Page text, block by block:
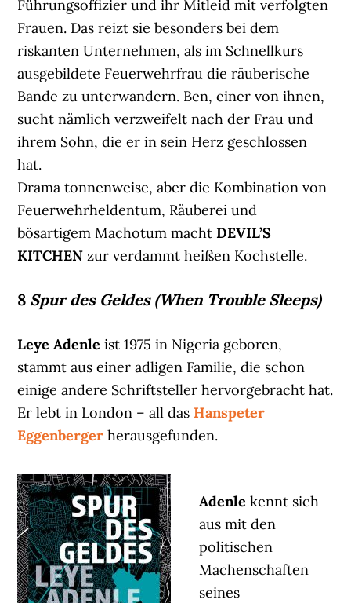
Führungsoffizier und ihr Mitleid mit verfolgten
Frauen. Das reizt sie besonders bei dem
riskanten Unternehmen, als im Schnellkurs
ausgebildete Feuerwehrfrau die räuberische
Bande zu unterwandern. Ben, einer von ihnen,
sucht nämlich verzweifelt nach der Frau und
ihrem Sohn, die er in sein Herz geschlossen
hat.
Drama tonnenweise, aber die Kombination von
Feuerwehrheldentum, Räuberei und
bösartigem Machotum machtDEVIL’S
KITCHENzur verdammt heißen Kochstelle.
8 Spur des Geldes (When Trouble Sleeps)
Leye Adenleist 1975 in Nigeria geboren,
stammt aus einer adligen Familie, die schon
einige andere Schriftsteller hervorgebracht hat.
Er lebt in London – all das Hanspeter
Eggenberger herausgefunden.
Adenlekennt sich
aus mit den
politischen
Machenschaften
seines